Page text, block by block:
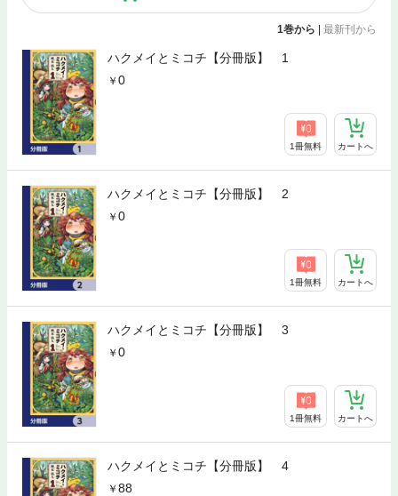
1巻から | 最新刊から
ハクメイとミコチ【分冊版】 1
0
1冊無料 カートへ
ハクメイとミコチ【分冊版】 2
0
1冊無料 カートへ
ハクメイとミコチ【分冊版】 3
0
1冊無料 カートへ
ハクメイとミコチ【分冊版】 4
88